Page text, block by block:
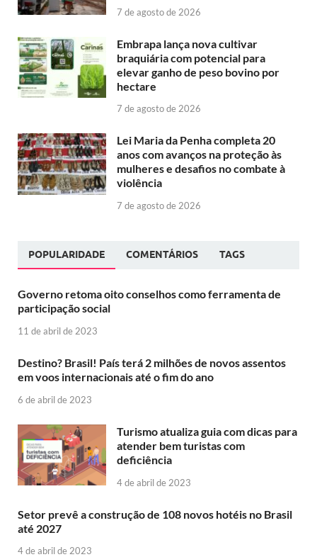
7 de agosto de 2026
Embrapa lança nova cultivar
braquiária com potencial para
elevar ganho de peso bovino por
hectare
7 de agosto de 2026
Lei Maria da Penha completa 20
anos com avanços na proteção às
mulheres e desafios no combate à
violência
7 de agosto de 2026
POPULARIDADE COMENTÁRIOS TAGS
Governo retoma oito conselhos como ferramenta de
participação social
11 de abril de 2023
Destino? Brasil! País terá 2 milhões de novos assentos
em voos internacionais até o fim do ano
6 de abril de 2023
Turismo atualiza guia com dicas para
atender bem turistas com
deficiência
4 de abril de 2023
Setor prevê a construção de 108 novos hotéis no Brasil
até 2027
4 de abril de 2023